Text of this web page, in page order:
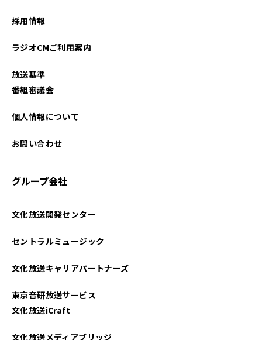
2023年04月
2023年01月
2022年08月
採用情報
ラジオCMご利用案内
放送基準
番組審議会
個人情報について
お問い合わせ
グループ会社
文化放送開発センター
セントラルミュージック
文化放送キャリアパートナーズ
東京音研放送サービス
文化放送iCraft
文化放送メディアブリッジ